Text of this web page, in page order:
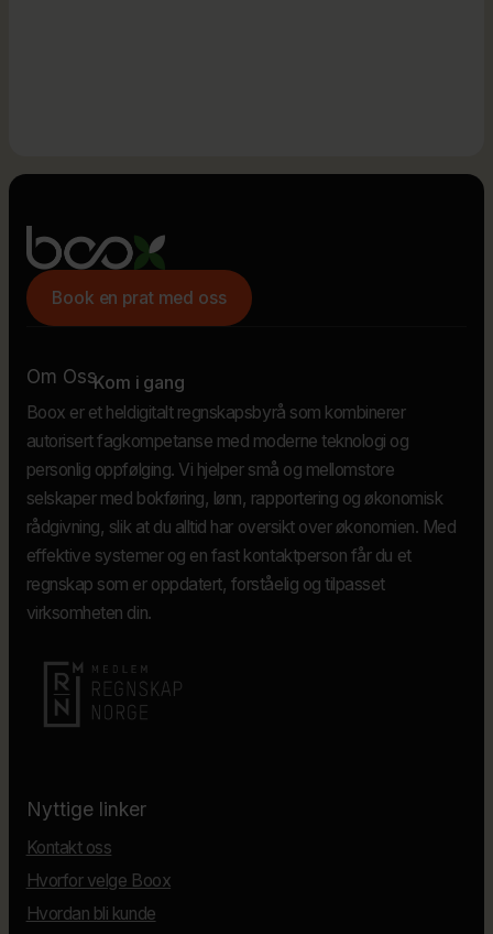
Book en prat med oss
Kom i gang
Om Oss
Boox er et heldigitalt regnskapsbyrå som kombinerer
autorisert fagkompetanse med moderne teknologi og
personlig oppfølging. Vi hjelper små og mellomstore
selskaper med bokføring, lønn, rapportering og økonomisk
rådgivning, slik at du alltid har oversikt over økonomien. Med
effektive systemer og en fast kontaktperson får du et
regnskap som er oppdatert, forståelig og tilpasset
virksomheten din.
Nyttige linker
Kontakt oss
Hvorfor velge Boox
Hvordan bli kunde